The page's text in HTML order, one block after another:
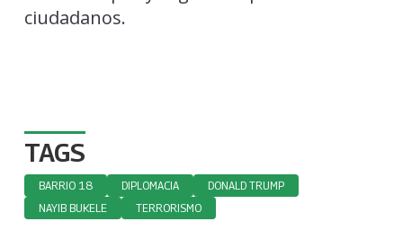
ciudadanos.
TAGS
BARRIO 18 DIPLOMACIA
DONALD TRUMP
NAYIB BUKELE
TERRORISMO